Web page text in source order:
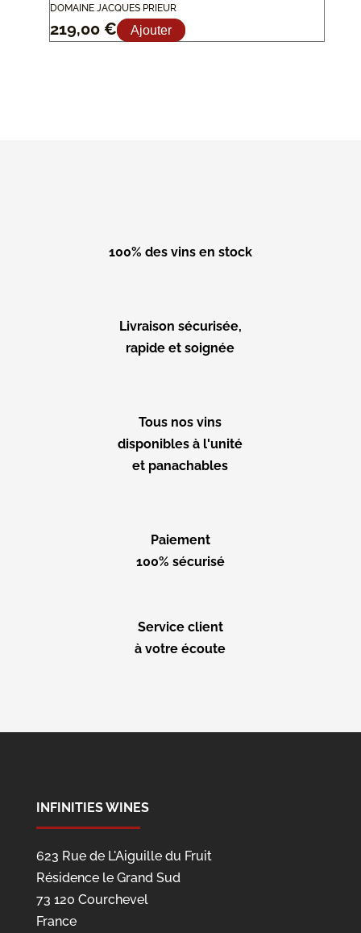
DOMAINE JACQUES PRIEUR
219,00 € Ajouter
100% des vins en stock
Livraison sécurisée,
rapide et soignée
Tous nos vins
disponibles à l'unité
et panachables
Paiement
100% sécurisé
Service client
à votre écoute
INFINITIES WINES
623 Rue de L'Aiguille du Fruit
Résidence le Grand Sud
73 120 Courchevel
France